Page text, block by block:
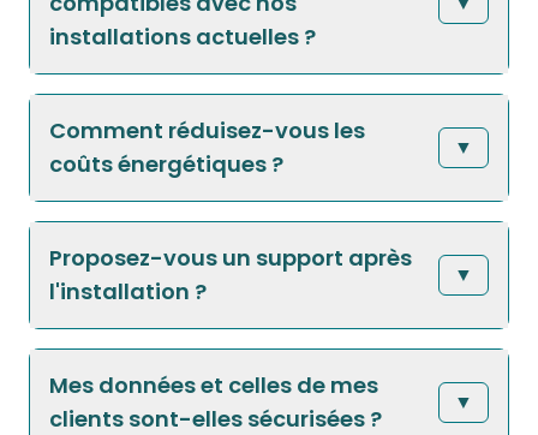
installations actuelles ?
Comment réduisez-vous les
coûts énergétiques ?
▼
Proposez-vous un support après
l'installation ?
▼
Mes données et celles de mes
clients sont-elles sécurisées ?
▼